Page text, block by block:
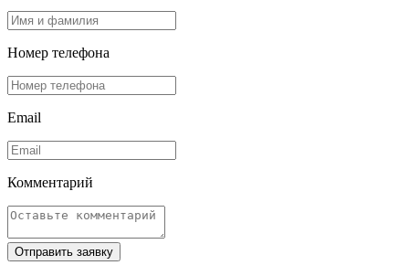
Номер телефона
Email
Комментарий
Отправить заявку